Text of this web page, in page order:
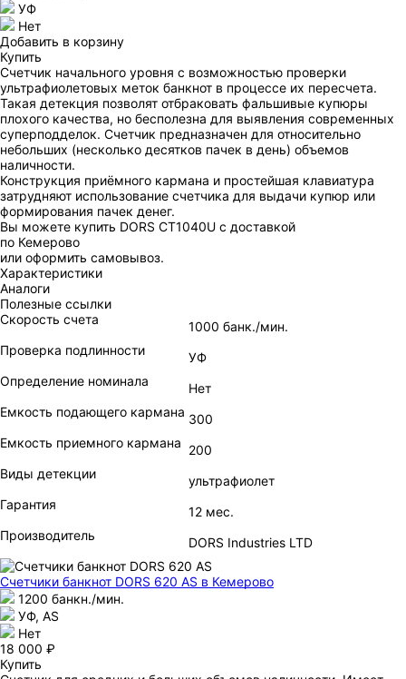
УФ
Нет
Добавить в корзину
Купить
Счетчик начального уровня с возможностью проверки
ультрафиолетовых меток банкнот в процессе их пересчета.
Такая детекция позволят отбраковать фальшивые купюры
плохого качества, но бесполезна для выявления современных
суперподделок. Счетчик предназначен для относительно
небольших (несколько десятков пачек в день) объемов
наличности.
Конструкция приёмного кармана и простейшая клавиатура
затрудняют использование счетчика для выдачи купюр или
формирования пачек денег.
Вы можете купить DORS CT1040U с доставкой
по Кемерово
или оформить самовывоз.
Характеристики
Аналоги
Полезные ссылки
Скорость счета
1000 банк./мин.
Проверка подлинности
УФ
Определение номинала
Нет
Емкость подающего кармана 300
Емкость приемного кармана 200
Виды детекции
ультрафиолет
Гарантия
12 мес.
Производитель
DORS Industries LTD
Счетчики банкнот DORS 620 АS в Кемерово
1200 банкн./мин.
УФ, AS
Нет
18 000 ₽
Купить